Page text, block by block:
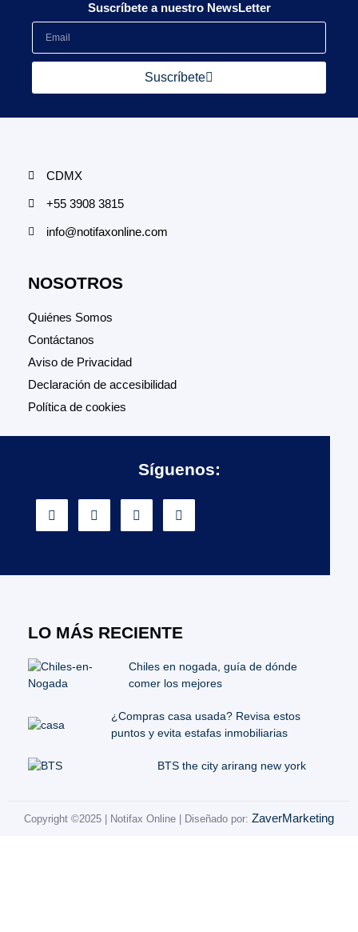
Suscríbete a nuestro NewsLetter
Suscríbete
CDMX
+55 3908 3815
info@notifaxonline.com
NOSOTROS
Quiénes Somos
Contáctanos
Aviso de Privacidad
Declaración de accesibilidad
Política de cookies
Síguenos:
LO MÁS RECIENTE
Chiles en nogada, guía de dónde
comer los mejores
¿Compras casa usada? Revisa estos
puntos y evita estafas inmobiliarias
BTS the city arirang new york
Copyright ©2025 | Notifax Online | Diseñado por: ZaverMarketing